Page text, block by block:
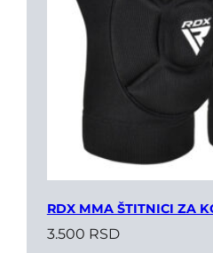
RDX MMA ŠTITNICI ZA
3.500 RSD